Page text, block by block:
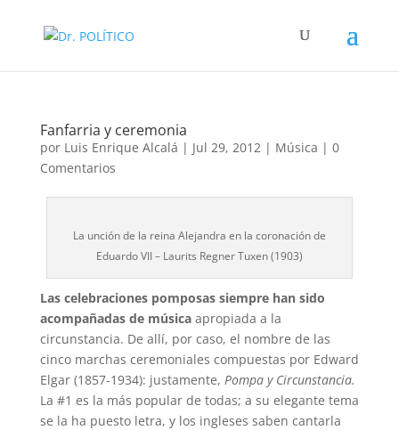
Fanfarria y ceremonia
por Luis Enrique Alcalá | Jul 29, 2012| Música | 0
Comentarios
La unción de la reina Alejandra en la coronación de
Eduardo VII – Laurits Regner Tuxen (1903)
Las celebraciones pomposas siempre han sido
acompañadas de músicaapropiada a la
circunstancia. De allí, por caso, el nombre de las
cinco marchas ceremoniales compuestas por Edward
Elgar (1857-1934): justamente, Pompa y Circunstancia.
La #1 es la más popular de todas; a su elegante tema
se la ha puesto letra, y los ingleses saben cantarla